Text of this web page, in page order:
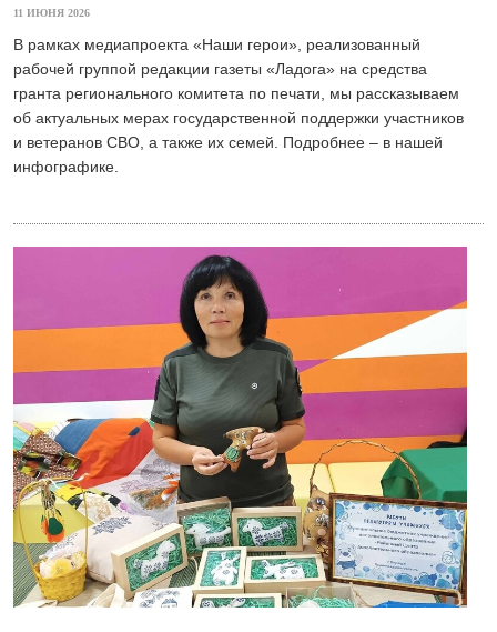
11 ИЮНЯ 2026
В рамках медиапроекта «Наши герои», реализованный
рабочей группой редакции газеты «Ладога» на средства
гранта регионального комитета по печати, мы рассказываем
об актуальных мерах государственной поддержки участников
и ветеранов СВО, а также их семей. Подробнее – в нашей
инфографике.